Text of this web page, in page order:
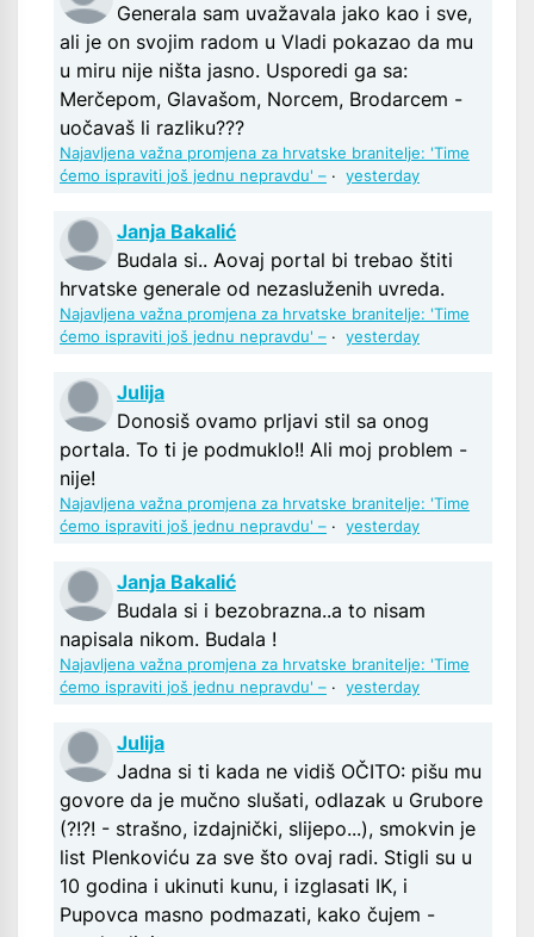
Generala sam uvažavala jako kao i sve,
ali je on svojim radom u Vladi pokazao da mu
u miru nije ništa jasno. Usporedi ga sa:
Merčepom, Glavašom, Norcem, Brodarcem -
uočavaš li razliku???
Najavljena važna promjena za hrvatske branitelje: 'Time
ćemo ispraviti još jednu nepravdu' – · yesterday
Janja Bakalić
Budala si.. Aovaj portal bi trebao štiti
hrvatske generale od nezasluženih uvreda.
Najavljena važna promjena za hrvatske branitelje: 'Time
ćemo ispraviti još jednu nepravdu' – · yesterday
Julija
Donosiš ovamo prljavi stil sa onog
portala. To ti je podmuklo!! Ali moj problem -
nije!
Najavljena važna promjena za hrvatske branitelje: 'Time
ćemo ispraviti još jednu nepravdu' – · yesterday
Janja Bakalić
Budala si i bezobrazna..a to nisam
napisala nikom. Budala !
Najavljena važna promjena za hrvatske branitelje: 'Time
ćemo ispraviti još jednu nepravdu' – · yesterday
Julija
Jadna si ti kada ne vidiš OČITO: pišu mu
govore da je mučno slušati, odlazak u Grubore
(?!?! - strašno, izdajnički, slijepo...), smokvin je
list Plenkoviću za sve što ovaj radi. Stigli su u
10 godina i ukinuti kunu, i izglasati IK, i
Pupovca masno podmazati, kako čujem -